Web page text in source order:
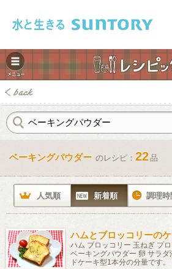
ベーキングパウダー のレシピ： 22品
人気順 新着順 調理時
ハムとブロッコリーの
ハム ブロッコリー 玉ねぎ プ
ベーキングパウダー 卵 サラ
ドケーキ型1本分の分量です。